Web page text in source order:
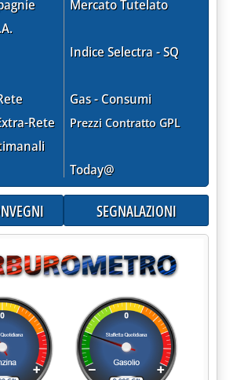
Rete
Mercato Tutelato
Indice Selectra - SQ
Gas - Consumi
Prezzi Contratto GPL
Today@
SEGNALAZIONI